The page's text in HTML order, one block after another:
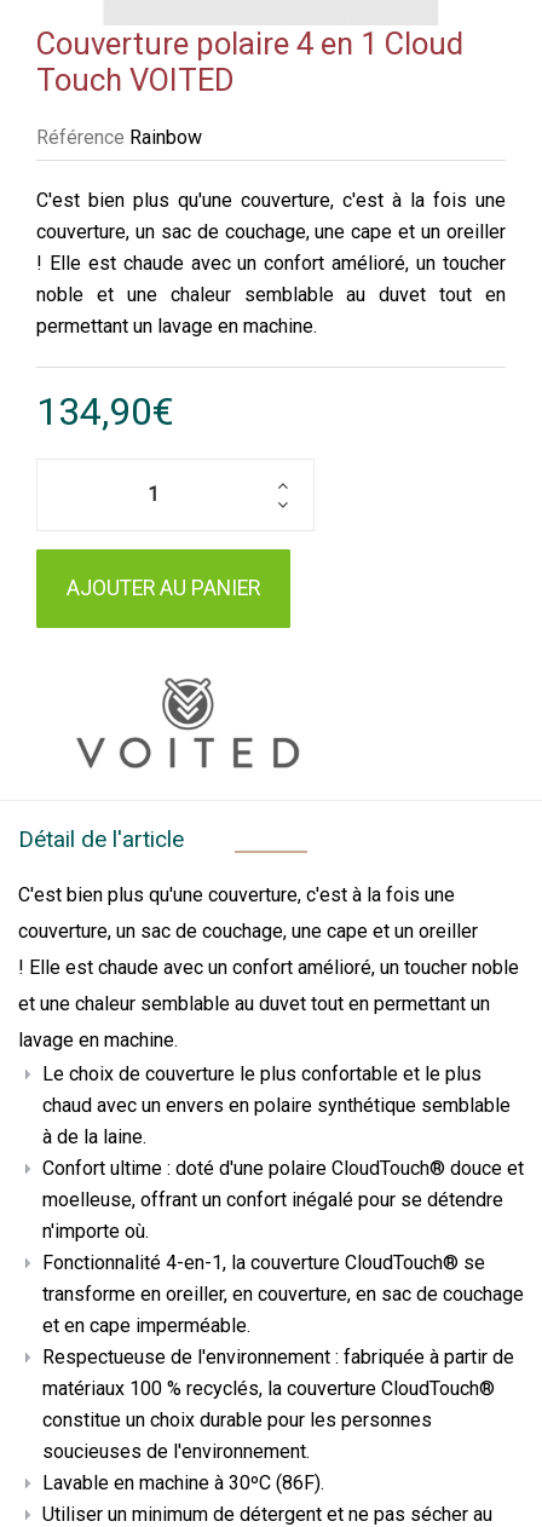
Couverture polaire 4 en 1 Cloud
Touch VOITED
Référence Rainbow
C'est bien plus qu'une couverture, c'est à la fois une
couverture, un sac de couchage, une cape et un oreiller
! Elle est chaude avec un confort amélioré, un toucher
noble et une chaleur semblable au duvet tout en
permettant un lavage en machine.
134,90€
AJOUTER AU PANIER
Détail de l'article
C'est bien plus qu'une couverture, c'est à la fois une
couverture, un sac de couchage, une cape et un oreiller
! Elle est chaude avec un confort amélioré, un toucher noble
et une chaleur semblable au duvet tout en permettant un
lavage en machine.
Le choix de couverture le plus confortable et le plus
chaud avec un envers en polaire synthétique semblable
à de la laine.
Confort ultime : doté d'une polaire CloudTouch® douce et
moelleuse, offrant un confort inégalé pour se détendre
n'importe où.
Fonctionnalité 4-en-1, la couverture CloudTouch® se
transforme en oreiller, en couverture, en sac de couchage
et en cape imperméable.
Respectueuse de l'environnement : fabriquée à partir de
matériaux 100 % recyclés, la couverture CloudTouch®
constitue un choix durable pour les personnes
soucieuses de l'environnement.
Lavable en machine à 30ºC (86F).
Utiliser un minimum de détergent et ne pas sécher au